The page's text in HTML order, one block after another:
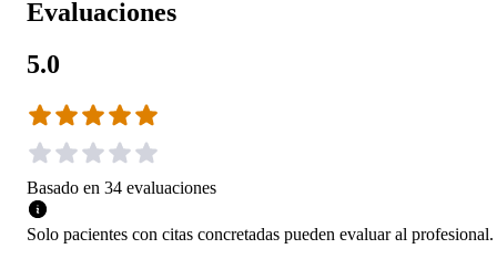
Evaluaciones
5.0
Basado en 34 evaluaciones
Solo pacientes con citas concretadas pueden evaluar al profesional.